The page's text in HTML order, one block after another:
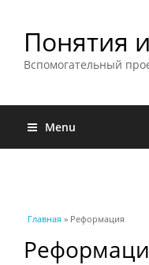
Понятия
Вспомогательный
Menu
Вы здесь
Главная » Реформация